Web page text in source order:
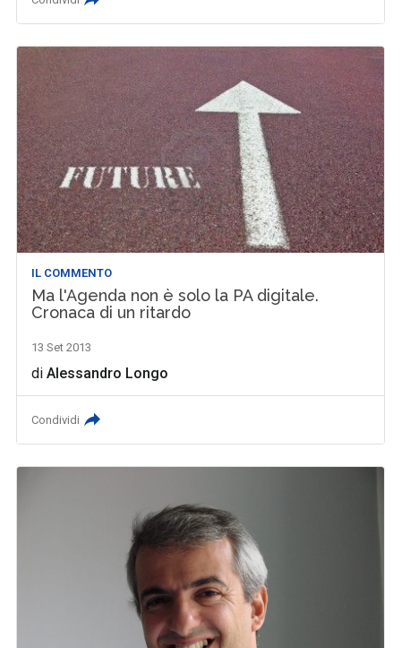
IL COMMENTO
Ma l'Agenda non è solo la PA digitale.
Cronaca di un ritardo
13 Set 2013
diAlessandro Longo
Condividi